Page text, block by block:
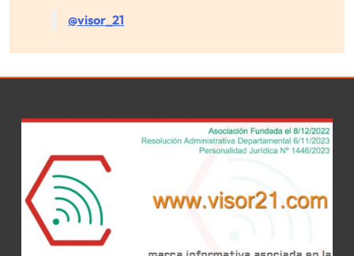
@visor_21